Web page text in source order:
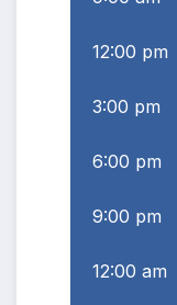
12:00 pm
3:00 pm
6:00 pm
9:00 pm
12:00 am